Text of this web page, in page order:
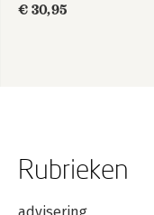
€ 30,95
Rubrieken